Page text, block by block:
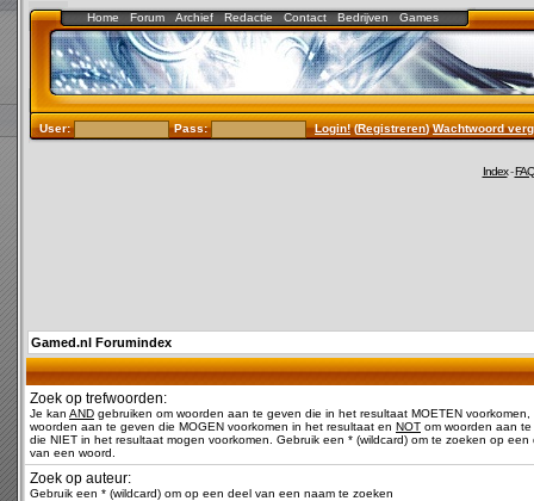
Home Forum Archief Redactie Contact Bedrijven Games
User: Pass: Login!(Registreren)Wachtwoord
Index-FAQ
Gamed.nl Forumindex
Zoek op trefwoorden:
Je kan AND gebruiken om woorden aan te geven die in het resultaat MOETEN voorkomen,
woorden aan te geven die MOGEN voorkomen in het resultaat en NOT om woorden aan
die NIET in het resultaat mogen voorkomen. Gebruik een * (wildcard) om te zoeken op een
van een woord.
Zoek op auteur:
Gebruik een * (wildcard) om op een deel van een naam te zoeken